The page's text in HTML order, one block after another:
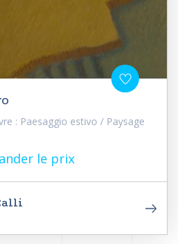
: Paesaggio estivo / Paysage
le prix